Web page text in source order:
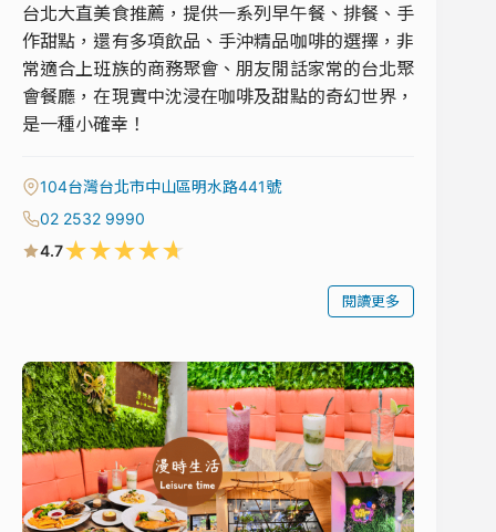
台北大直美食推薦，提供一系列早午餐、排餐、手
作甜點，還有多項飲品、手沖精品咖啡的選擇，非
常適合上班族的商務聚會、朋友閒話家常的台北聚
會餐廳，在現實中沈浸在咖啡及甜點的奇幻世界，
是一種小確幸！
104台灣台北市中山區明水路441號
02 2532 9990
4.7★★★★★
閱讀更多